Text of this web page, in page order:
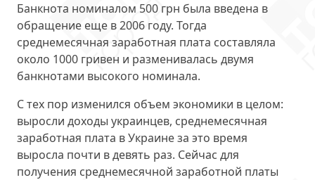
Банкнота номиналом 500 грн была введена в
обращение еще в 2006 году. Тогда
среднемесячная заработная плата составляла
около 1000 гривен и разменивалась двумя
банкнотами высокого номинала.
С тех пор изменился объем экономики в целом:
выросли доходы украинцев, среднемесячная
заработная плата в Украине за это время
выросла почти в девять раз. Сейчас для
получения среднемесячной заработной платы